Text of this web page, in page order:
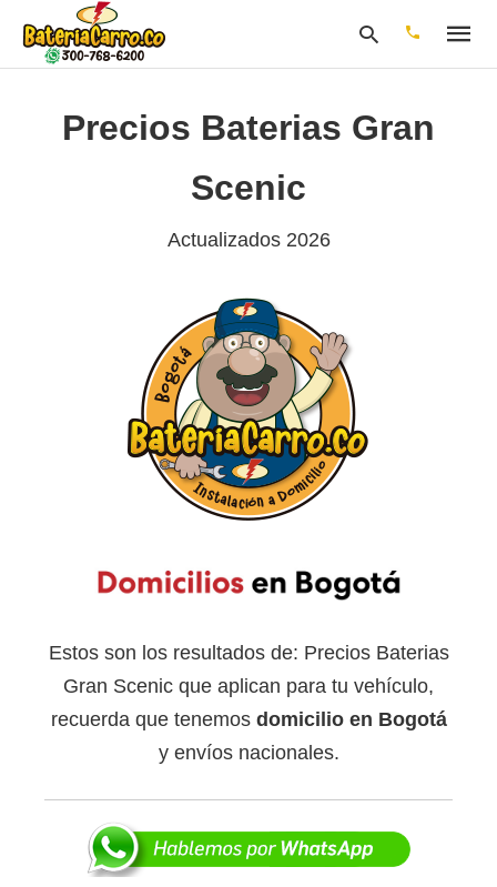
Precios Baterias Gran
Scenic
Actualizados 2026
Estos son los resultados de: Precios Baterias
Gran Scenic que aplican para tu vehículo,
recuerda que tenemos domicilio en Bogotá
y envíos nacionales.